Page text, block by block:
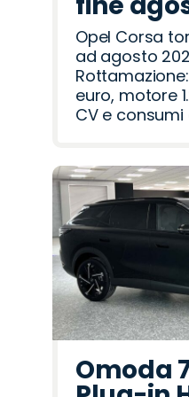
Opel Corsa
ad agosto
euro, motore
CV e
Omoda